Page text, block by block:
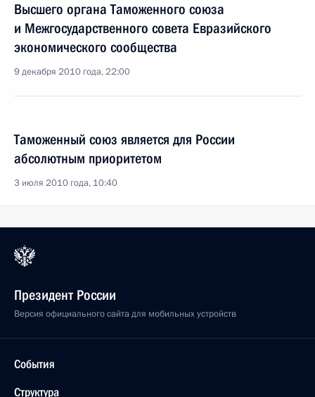
Высшего органа Таможенного союза
и Межгосударственного совета Евразийского
экономического сообщества
9 декабря 2010 года, 22:00
Таможенный союз является для России
абсолютным приоритетом
3 июля 2010 года, 10:40
Президент России
Версия официального сайта для мобильных устройств
События
Структура